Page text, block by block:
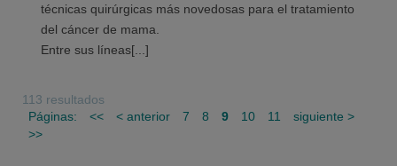
técnicas quirúrgicas más novedosas para el tratamiento
del cáncer de mama.
Entre sus líneas[...]
113 resultados
Páginas:
<< < anterior 7 8 9 10 11
siguiente >
>>